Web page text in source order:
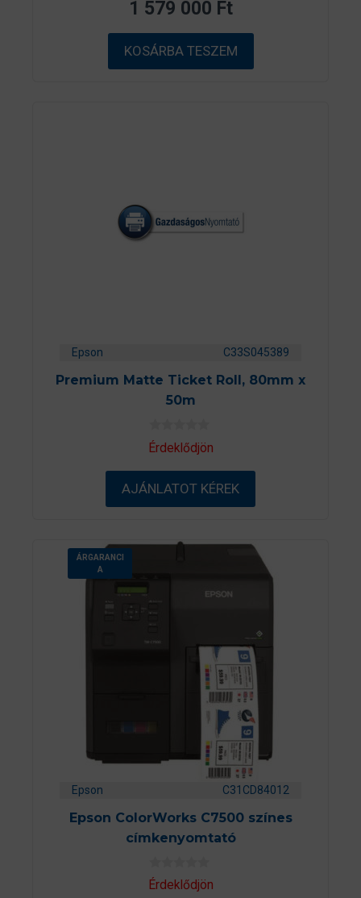
5
b
ő
l
1 579 000 Ft
KOSÁRBA TESZEM
Epson C33S045389
Premium Matte Ticket Roll, 80mm x
50m
0
a
-
ő
Érdeklődjön
AJÁNLATOT KÉREK
ÁRGARANCI
A
Epson C31CD84012
Epson ColorWorks C7500 színes
címkenyomtató
0
aÉrdeklődjön